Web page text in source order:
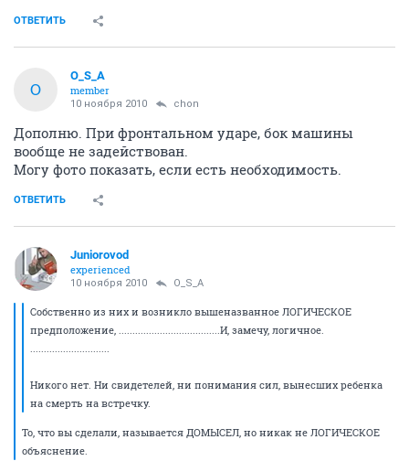
ОТВЕТИТЬ
O
O_S_A
member
10 ноября 2010 chon
Дополню. При фронтальном ударе, бок машины
вообще не задействован.
Могу фото показать, если есть необходимость.
ОТВЕТИТЬ
Juniorovod
experienced
10 ноября 2010 O_S_A
Собственно из них и возникло вышеназванное ЛОГИЧЕСКОЕ
предположение, .....................................И, замечу, логичное.
Никого нет. Ни свидетелей, ни понимания сил, вынесших ребенка
на смерть на встречку.
То, что вы сделали, называется ДОМЫСЕЛ, но никак не ЛОГИЧЕСКОЕ
объяснение.